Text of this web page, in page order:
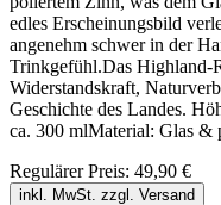
edles Erscheinungsbild
angenehm schwer in der
Trinkgefühl.Das Highland-
Widerstandskraft,
Geschichte des Landes.
ca. 300 mlMaterial: Glas &
Regulärer Preis: 49,90 €
inkl. MwSt. zzgl. Versand